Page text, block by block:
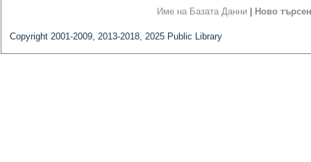
Име на Базата Данни Ново
Copyright 2001-2009, 2013-2018, 2025 Public Library